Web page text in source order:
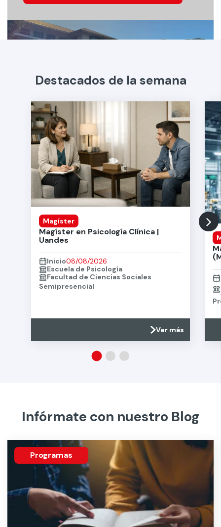
Destacados de la semana
Magíster
Magíster en Psicología Clínica |
Uandes
Inicio08/08/2026
Escuela de Psicología
Facultad de Ciencias Sociales
Semipresencial
Ver más
Infórmate con nuestro Blog
Programas